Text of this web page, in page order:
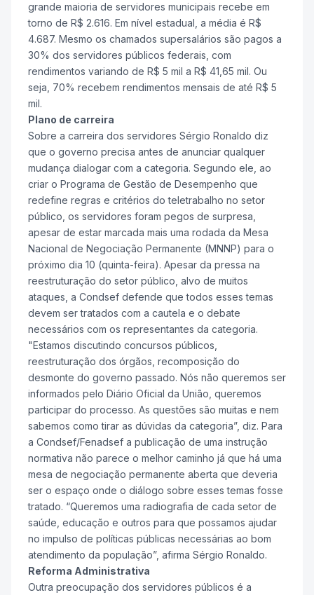
grande maioria de servidores municipais recebe em
torno de R$ 2.616. Em nível estadual, a média é R$
4.687. Mesmo os chamados supersalários são pagos a
30% dos servidores públicos federais, com
rendimentos variando de R$ 5 mil a R$ 41,65 mil. Ou
seja, 70% recebem rendimentos mensais de até R$ 5
mil.
Plano de carreira
Sobre a carreira dos servidores Sérgio Ronaldo diz
que o governo precisa antes de anunciar qualquer
mudança dialogar com a categoria. Segundo ele, ao
criar o Programa de Gestão de Desempenho que
redefine regras e critérios do teletrabalho no setor
público, os servidores foram pegos de surpresa,
apesar de estar marcada mais uma rodada da Mesa
Nacional de Negociação Permanente (MNNP) para o
próximo dia 10 (quinta-feira). Apesar da pressa na
reestruturação do setor público, alvo de muitos
ataques, a Condsef defende que todos esses temas
devem ser tratados com a cautela e o debate
necessários com os representantes da categoria.
"Estamos discutindo concursos públicos,
reestruturação dos órgãos, recomposição do
desmonte do governo passado. Nós não queremos ser
informados pelo Diário Oficial da União, queremos
participar do processo. As questões são muitas e nem
sabemos como tirar as dúvidas da categoria”, diz. Para
a Condsef/Fenadsef a publicação de uma instrução
normativa não parece o melhor caminho já que há uma
mesa de negociação permanente aberta que deveria
ser o espaço onde o diálogo sobre esses temas fosse
tratado. “Queremos uma radiografia de cada setor de
saúde, educação e outros para que possamos ajudar
no impulso de políticas públicas necessárias ao bom
atendimento da população”, afirma Sérgio Ronaldo.
Reforma Administrativa
Outra preocupação dos servidores públicos é a